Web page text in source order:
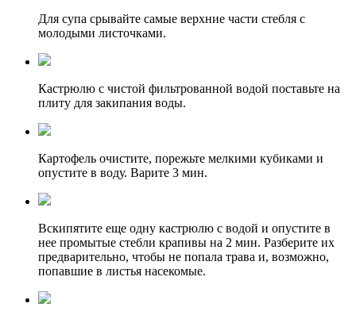
Для супа срывайте самые верхние части стебля с
молодыми листочками.
Кастрюлю с чистой фильтрованной водой поставьте на
плиту для закипания воды.
Картофель очистите, порежьте мелкими кубиками и
опустите в воду. Варите 3 мин.
Вскипятите еще одну кастрюлю с водой и опустите в
нее промытые стебли крапивы на 2 мин. Разберите их
предварительно, чтобы не попала трава и, возможно,
попавшие в листья насекомые.